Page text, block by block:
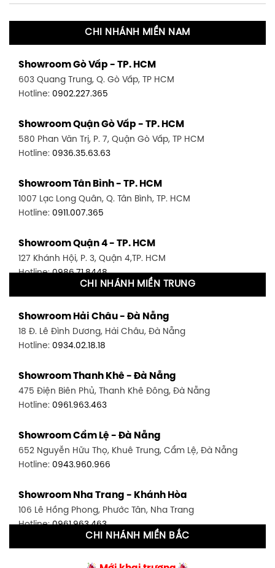
CHI NHÁNH MIỀN NAM
Showroom Gò Vấp - TP. HCM
603 Quang Trung, Q. Gò Vấp, TP HCM
Hotline: 0902.227.365
Showroom Quận Gò Vấp - TP. HCM
580 Phan Văn Trị, P. 7, Quận Gò Vấp, TP HCM
Hotline: 0936.35.63.63
Showroom Tân Bình - TP. HCM
1007 Lạc Long Quân, Q. Tân Bình, TP. HCM
Hotline: 0911.007.365
Showroom Quận 4 - TP. HCM
127 Khánh Hội, P. 3, Quận 4,TP. HCM
Hotline:0986.71.8448
1411 Đường 3/2, P. 16, Quận 11, TP. HCM
Hotline:0906.256.759
1448 Huỳnh Tấn Phát, Phú Thuận, Quận 7, TP HCM
Hotline:0946.480.580
348 Đ. Bạch Đằng, P. 14, Bình Thạnh, TP HCM
Hotline:0902.716.230
591 Hoàng Văn Thụ, P. 4, Tân Bình, TP HCM
Hotline:0906.256.759
Showroom Tân Bình 2 - TP. HCM
CHI NHÁNH MIỀN TRUNG
Showroom Hải Châu - Đà Nẵng
18 Đ. Lê Đình Dương, Hải Châu, Đà Nẵng
Hotline: 0934.02.18.18
Showroom Thanh Khê - Đà Nẵng
475 Điện Biên Phủ, Thanh Khê Đông, Đà Nẵng
Hotline: 0961.963.463
Showroom Cẩm Lệ - Đà Nẵng
652 Nguyễn Hữu Thọ, Khuê Trung, Cẩm Lệ, Đà Nẵng
Hotline: 0943.960.966
Showroom Nha Trang - Khánh Hòa
106 Lê Hồng Phong, Phước Tân, Nha Trang
Hotline:0961.963.463
CHI NHÁNH MIỀN BẮC